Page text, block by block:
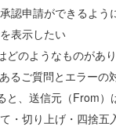
認申請ができるよう
表示したい
どのようなものがあ
るご質問とエラーの
と、送信元（From）
・切り上げ・四捨五